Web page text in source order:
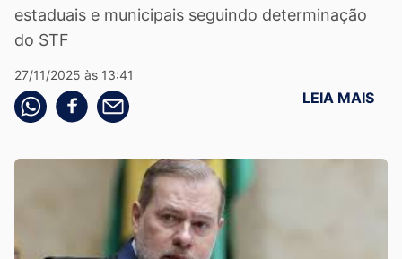
estaduais e municipais seguindo determinação
do STF
27/11/2025 às 13:41
Compartilhe pelo whatsapp
Compartilhar no facebook
Compartilhe pelo email LEIA MAIS